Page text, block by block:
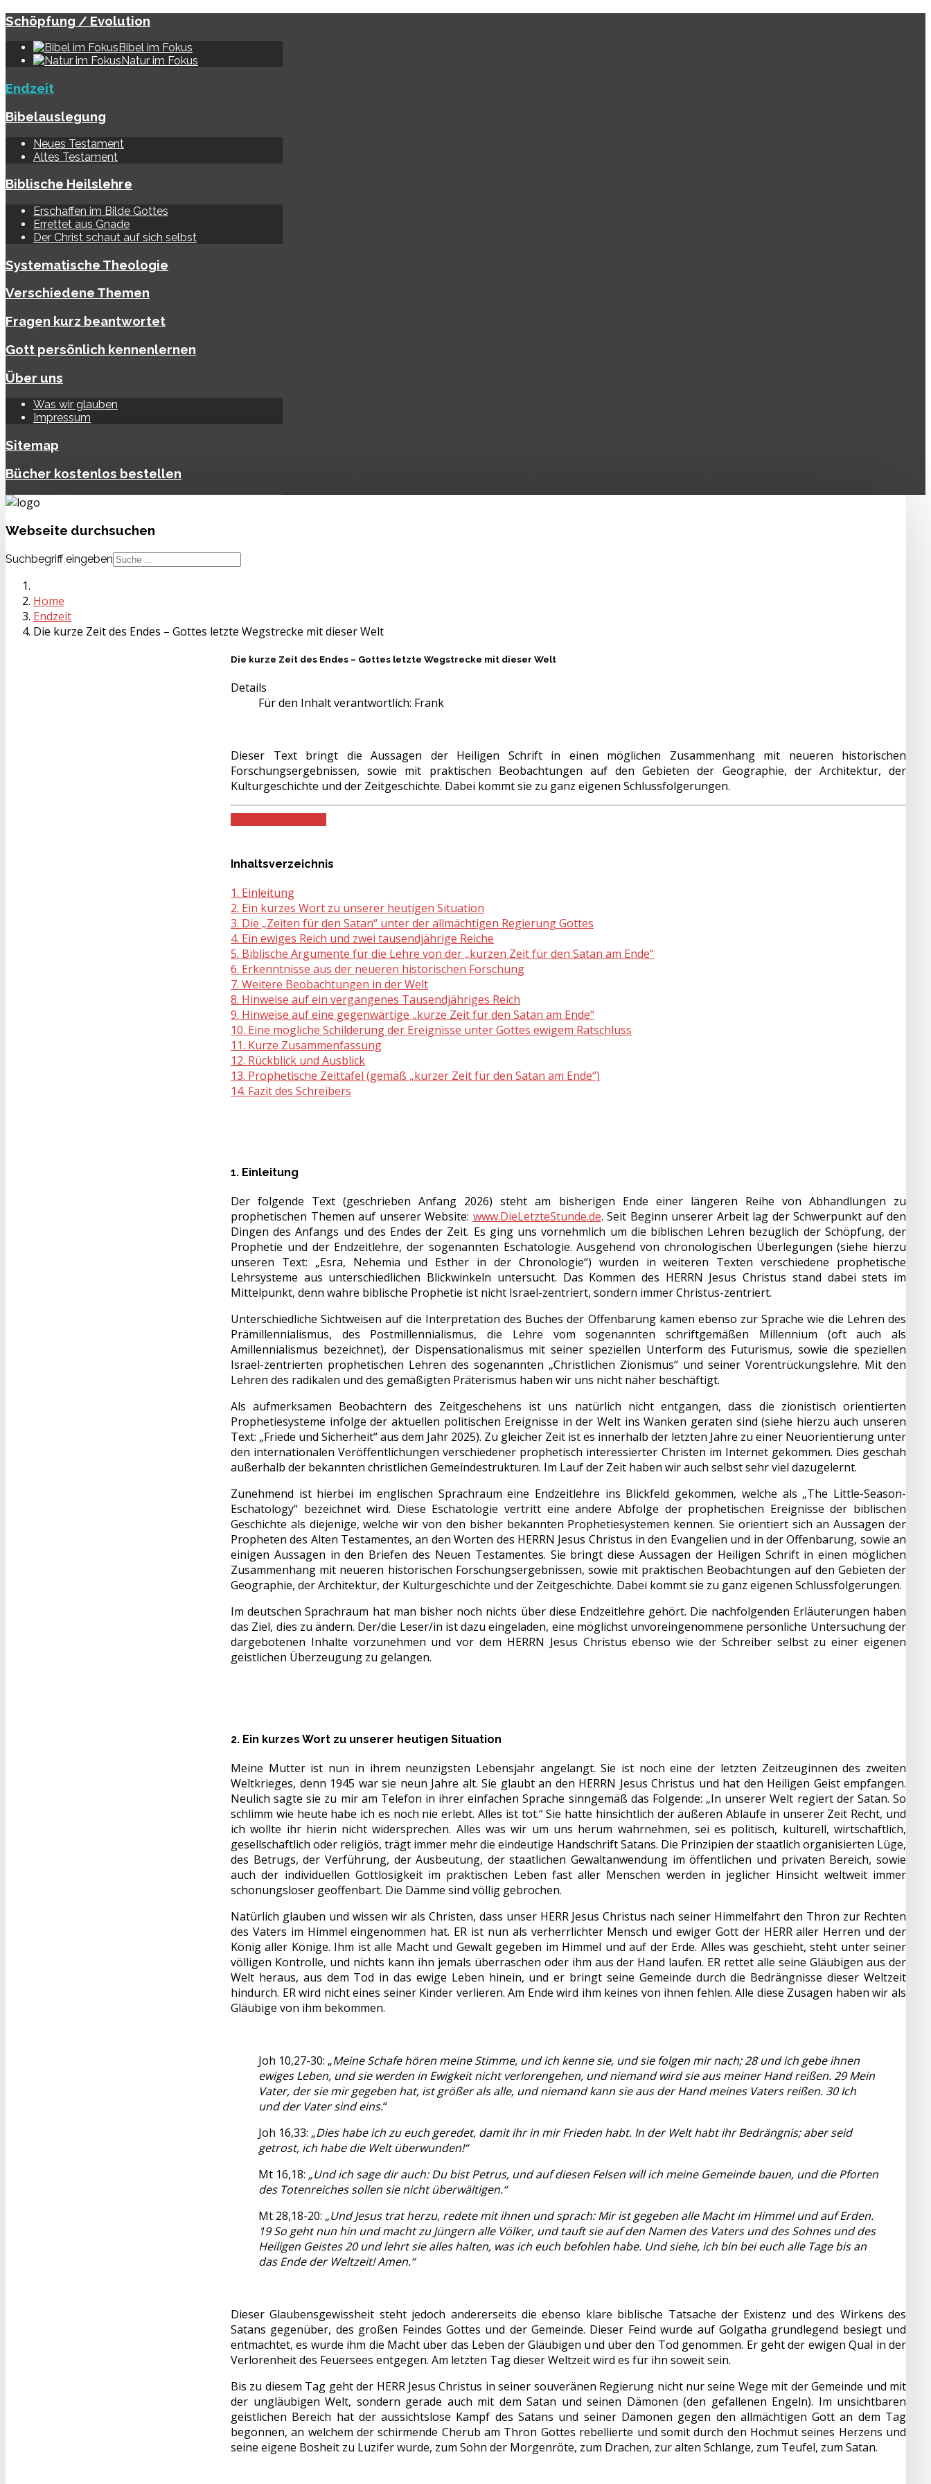
Schöpfung / Evolution
Bibel im Fokus
Natur im Fokus
Endzeit
Bibelauslegung
Neues Testament
Altes Testament
Biblische Heilslehre
Erschaffen im Bilde Gottes
Errettet aus Gnade
Der Christ schaut auf sich selbst
Systematische Theologie
Verschiedene Themen
Fragen kurz beantwortet
Gott persönlich kennenlernen
Über uns
Was wir glauben
Impressum
Sitemap
Bücher kostenlos bestellen
Webseite durchsuchen
Suchbegriff eingeben
Home
Endzeit
Die kurze Zeit des Endes – Gottes letzte Wegstrecke mit dieser Welt
Die kurze Zeit des Endes – Gottes letzte Wegstrecke mit dieser Welt
Details
Für den Inhalt verantwortlich: Frank
Dieser Text bringt die Aussagen der Heiligen Schrift in einen möglichen Zusammenhang mit neueren historischen
Forschungsergebnissen, sowie mit praktischen Beobachtungen auf den Gebieten der Geographie, der Architektur, der
Kulturgeschichte und der Zeitgeschichte. Dabei kommt sie zu ganz eigenen Schlussfolgerungen.
Inhaltsverzeichnis
1. Einleitung
2. Ein kurzes Wort zu unserer heutigen Situation
3. Die „Zeiten für den Satan“ unter der allmächtigen Regierung Gottes
4. Ein ewiges Reich und zwei tausendjährige Reiche
5. Biblische Argumente für die Lehre von der „kurzen Zeit für den Satan am Ende“
6. Erkenntnisse aus der neueren historischen Forschung
7. Weitere Beobachtungen in der Welt
8. Hinweise auf ein vergangenes Tausendjähriges Reich
9. Hinweise auf eine gegenwärtige „kurze Zeit für den Satan am Ende“
10. Eine mögliche Schilderung der Ereignisse unter Gottes ewigem Ratschluss
11. Kurze Zusammenfassung
12. Rückblick und Ausblick
13. Prophetische Zeittafel (gemäß „kurzer Zeit für den Satan am Ende“)
14. Fazit des Schreibers
1. Einleitung
Der folgende Text (geschrieben Anfang 2026) steht am bisherigen Ende einer längeren Reihe von Abhandlungen zu
prophetischen Themen auf unserer Website: www.DieLetzteStunde.de. Seit Beginn unserer Arbeit lag der Schwerpunkt auf den
Dingen des Anfangs und des Endes der Zeit. Es ging uns vornehmlich um die biblischen Lehren bezüglich der Schöpfung, der
Prophetie und der Endzeitlehre, der sogenannten Eschatologie. Ausgehend von chronologischen Überlegungen (siehe hierzu
unseren Text: „Esra, Nehemia und Esther in der Chronologie“) wurden in weiteren Texten verschiedene prophetische
Lehrsysteme aus unterschiedlichen Blickwinkeln untersucht. Das Kommen des HERRN Jesus Christus stand dabei stets im
Mittelpunkt, denn wahre biblische Prophetie ist nicht Israel-zentriert, sondern immer Christus-zentriert.
Unterschiedliche Sichtweisen auf die Interpretation des Buches der Offenbarung kamen ebenso zur Sprache wie die Lehren des
Prämillennialismus, des Postmillennialismus, die Lehre vom sogenannten schriftgemäßen Millennium (oft auch als
Amillennialismus bezeichnet), der Dispensationalismus mit seiner speziellen Unterform des Futurismus, sowie die speziellen
Israel-zentrierten prophetischen Lehren des sogenannten „Christlichen Zionismus“ und seiner Vorentrückungslehre. Mit den
Lehren des radikalen und des gemäßigten Präterismus haben wir uns nicht näher beschäftigt.
Als aufmerksamen Beobachtern des Zeitgeschehens ist uns natürlich nicht entgangen, dass die zionistisch orientierten
Prophetiesysteme infolge der aktuellen politischen Ereignisse in der Welt ins Wanken geraten sind (siehe hierzu auch unseren
Text: „Friede und Sicherheit“ aus dem Jahr 2025). Zu gleicher Zeit ist es innerhalb der letzten Jahre zu einer Neuorientierung unter
den internationalen Veröffentlichungen verschiedener prophetisch interessierter Christen im Internet gekommen. Dies geschah
außerhalb der bekannten christlichen Gemeindestrukturen. Im Lauf der Zeit haben wir auch selbst sehr viel dazugelernt.
Zunehmend ist hierbei im englischen Sprachraum eine Endzeitlehre ins Blickfeld gekommen, welche als „The Little-Season-
Eschatology“ bezeichnet wird. Diese Eschatologie vertritt eine andere Abfolge der prophetischen Ereignisse der biblischen
Geschichte als diejenige, welche wir von den bisher bekannten Prophetiesystemen kennen. Sie orientiert sich an Aussagen der
Propheten des Alten Testamentes, an den Worten des HERRN Jesus Christus in den Evangelien und in der Offenbarung, sowie an
einigen Aussagen in den Briefen des Neuen Testamentes. Sie bringt diese Aussagen der Heiligen Schrift in einen möglichen
Zusammenhang mit neueren historischen Forschungsergebnissen, sowie mit praktischen Beobachtungen auf den Gebieten der
Geographie, der Architektur, der Kulturgeschichte und der Zeitgeschichte. Dabei kommt sie zu ganz eigenen Schlussfolgerungen.
Im deutschen Sprachraum hat man bisher noch nichts über diese Endzeitlehre gehört. Die nachfolgenden Erläuterungen haben
das Ziel, dies zu ändern. Der/die Leser/in ist dazu eingeladen, eine möglichst unvoreingenommene persönliche Untersuchung der
dargebotenen Inhalte vorzunehmen und vor dem HERRN Jesus Christus ebenso wie der Schreiber selbst zu einer eigenen
geistlichen Überzeugung zu gelangen.
2. Ein kurzes Wort zu unserer heutigen Situation
Meine Mutter ist nun in ihrem neunzigsten Lebensjahr angelangt. Sie ist noch eine der letzten Zeitzeuginnen des zweiten
Weltkrieges, denn 1945 war sie neun Jahre alt. Sie glaubt an den HERRN Jesus Christus und hat den Heiligen Geist empfangen.
Neulich sagte sie zu mir am Telefon in ihrer einfachen Sprache sinngemäß das Folgende: „In unserer Welt regiert der Satan. So
schlimm wie heute habe ich es noch nie erlebt. Alles ist tot.“ Sie hatte hinsichtlich der äußeren Abläufe in unserer Zeit Recht, und
ich wollte ihr hierin nicht widersprechen. Alles was wir um uns herum wahrnehmen, sei es politisch, kulturell, wirtschaftlich,
gesellschaftlich oder religiös, trägt immer mehr die eindeutige Handschrift Satans. Die Prinzipien der staatlich organisierten Lüge,
des Betrugs, der Verführung, der Ausbeutung, der staatlichen Gewaltanwendung im öffentlichen und privaten Bereich, sowie
auch der individuellen Gottlosigkeit im praktischen Leben fast aller Menschen werden in jeglicher Hinsicht weltweit immer
schonungsloser geoffenbart. Die Dämme sind völlig gebrochen.
Natürlich glauben und wissen wir als Christen, dass unser HERR Jesus Christus nach seiner Himmelfahrt den Thron zur Rechten
des Vaters im Himmel eingenommen hat. ER ist nun als verherrlichter Mensch und ewiger Gott der HERR aller Herren und der
König aller Könige. Ihm ist alle Macht und Gewalt gegeben im Himmel und auf der Erde. Alles was geschieht, steht unter seiner
völligen Kontrolle, und nichts kann ihn jemals überraschen oder ihm aus der Hand laufen. ER rettet alle seine Gläubigen aus der
Welt heraus, aus dem Tod in das ewige Leben hinein, und er bringt seine Gemeinde durch die Bedrängnisse dieser Weltzeit
hindurch. ER wird nicht eines seiner Kinder verlieren. Am Ende wird ihm keines von ihnen fehlen. Alle diese Zusagen haben wir als
Gläubige von ihm bekommen.
Joh 10,27-30: „Meine Schafe hören meine Stimme, und ich kenne sie, und sie folgen mir nach; 28 und ich gebe ihnen
ewiges Leben, und sie werden in Ewigkeit nicht verlorengehen, und niemand wird sie aus meiner Hand reißen. 29 Mein
Vater, der sie mir gegeben hat, ist größer als alle, und niemand kann sie aus der Hand meines Vaters reißen. 30 Ich
und der Vater sind eins.“
Joh 16,33: „Dies habe ich zu euch geredet, damit ihr in mir Frieden habt. In der Welt habt ihr Bedrängnis; aber seid
getrost, ich habe die Welt überwunden!“
Mt 16,18: „Und ich sage dir auch: Du bist Petrus, und auf diesen Felsen will ich meine Gemeinde bauen, und die Pforten
des Totenreiches sollen sie nicht überwältigen.“
Mt 28,18-20: „Und Jesus trat herzu, redete mit ihnen und sprach: Mir ist gegeben alle Macht im Himmel und auf Erden.
19 So geht nun hin und macht zu Jüngern alle Völker, und tauft sie auf den Namen des Vaters und des Sohnes und des
Heiligen Geistes 20 und lehrt sie alles halten, was ich euch befohlen habe. Und siehe, ich bin bei euch alle Tage bis an
das Ende der Weltzeit! Amen.“
Dieser Glaubensgewissheit steht jedoch andererseits die ebenso klare biblische Tatsache der Existenz und des Wirkens des
Satans gegenüber, des großen Feindes Gottes und der Gemeinde. Dieser Feind wurde auf Golgatha grundlegend besiegt und
entmachtet, es wurde ihm die Macht über das Leben der Gläubigen und über den Tod genommen. Er geht der ewigen Qual in der
Verlorenheit des Feuersees entgegen. Am letzten Tag dieser Weltzeit wird es für ihn soweit sein.
Bis zu diesem Tag geht der HERR Jesus Christus in seiner souveränen Regierung nicht nur seine Wege mit der Gemeinde und mit
der ungläubigen Welt, sondern gerade auch mit dem Satan und seinen Dämonen (den gefallenen Engeln). Im unsichtbaren
geistlichen Bereich hat der aussichtslose Kampf des Satans und seiner Dämonen gegen den allmächtigen Gott an dem Tag
begonnen, an welchem der schirmende Cherub am Thron Gottes rebellierte und somit durch den Hochmut seines Herzens und
seine eigene Bosheit zu Luzifer wurde, zum Sohn der Morgenröte, zum Drachen, zur alten Schlange, zum Teufel, zum Satan.